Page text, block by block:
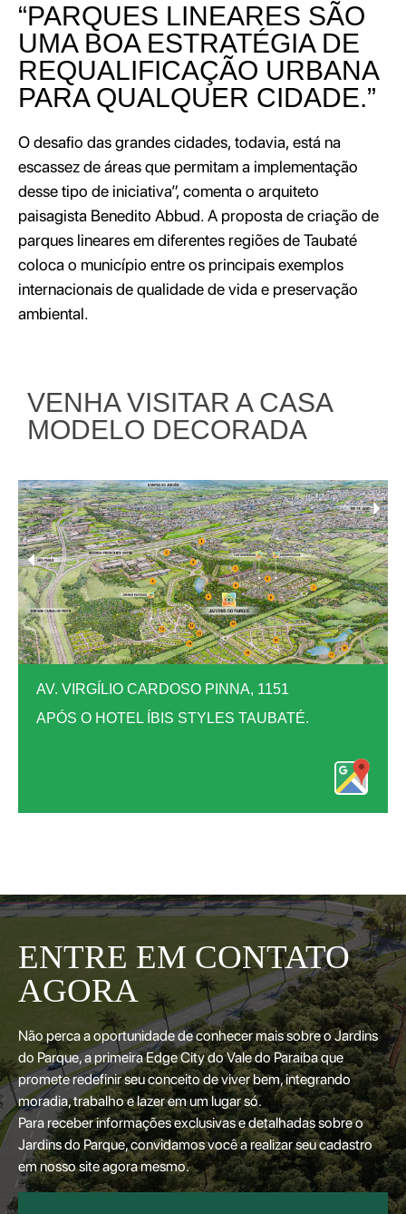
“PARQUES LINEARES SÃO
UMA BOA ESTRATÉGIA DE
REQUALIFICAÇÃO URBANA
PARA QUALQUER CIDADE.”
O desafio das grandes cidades, todavia, está na
escassez de áreas que permitam a implementação
desse tipo de iniciativa”, comenta o arquiteto
paisagista Benedito Abbud. A proposta de criação de
parques lineares em diferentes regiões de Taubaté
coloca o município entre os principais exemplos
internacionais de qualidade de vida e preservação
ambiental.
VENHA VISITAR A CASA
MODELO DECORADA
AV. VIRGÍLIO CARDOSO PINNA, 1151
APÓS O HOTEL ÍBIS STYLES TAUBATÉ.
ENTRE EM CONTATO
AGORA
Não perca a oportunidade de conhecer mais sobre o Jardins
do Parque, a primeira Edge City do Vale do Paraiba que
promete redefinir seu conceito de viver bem, integrando
moradia, trabalho e lazer em um lugar só.
Para receber informações exclusivas e detalhadas sobre o
Jardins do Parque, convidamos você a realizar seu cadastro
em nosso site agora mesmo.